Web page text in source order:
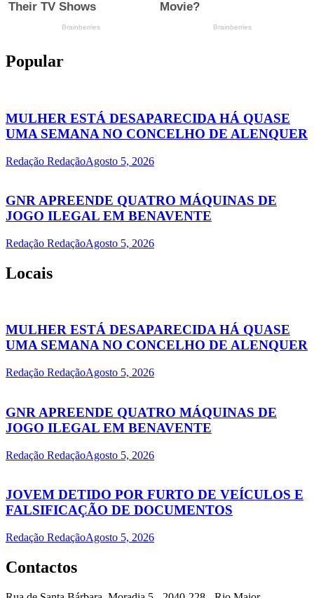
Popular
MULHER ESTÁ DESAPARECIDA HÁ QUASE
UMA SEMANA NO CONCELHO DE ALENQUER
Redação RedaçãoAgosto 5, 2026
GNR APREENDE QUATRO MÁQUINAS DE
JOGO ILEGAL EM BENAVENTE
Redação RedaçãoAgosto 5, 2026
Locais
MULHER ESTÁ DESAPARECIDA HÁ QUASE
UMA SEMANA NO CONCELHO DE ALENQUER
Redação RedaçãoAgosto 5, 2026
GNR APREENDE QUATRO MÁQUINAS DE
JOGO ILEGAL EM BENAVENTE
Redação RedaçãoAgosto 5, 2026
JOVEM DETIDO POR FURTO DE VEÍCULOS E
FALSIFICAÇÃO DE DOCUMENTOS
Redação RedaçãoAgosto 5, 2026
Contactos